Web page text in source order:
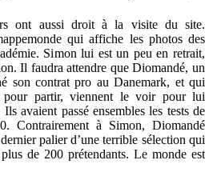
ont aussi droit à la visite du site.
qui affiche les photos des
Simon lui est un peu en retrait,
Il faudra attendre que Diomandé, un
son contrat pro au Danemark, et qui
pour partir, viennent le voir pour lui
avaient passé ensembles les tests de
Contrairement à Simon, Diomandé
palier d’une terrible sélection qui
de 200 prétendants. Le monde est